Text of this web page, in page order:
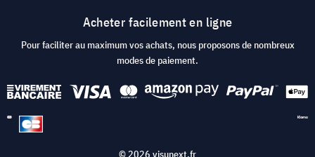
Acheter facilement en ligne
Pour faciliter au maximum vos achats, nous proposons de nombreux
modes de paiement.
© 2026 visunext.fr